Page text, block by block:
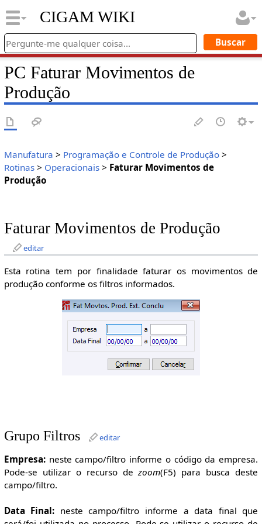
CIGAM WIKI
PC Faturar Movimentos de
Produção
Manufatura > Programação e Controle de Produção>
Rotinas> Operacionais> Faturar Movimentos de
Produção
Faturar Movimentos de Produção
editar
Esta rotina tem por finalidade faturar os movimentos de
produção conforme os filtros informados.
Grupo Filtros editar
Empresa:neste campo/filtro informe o código da empresa.
Pode-se utilizar o recurso dezoom(F5) para busca deste
campo/filtro.
Data Final: neste campo/filtro informe a data final que